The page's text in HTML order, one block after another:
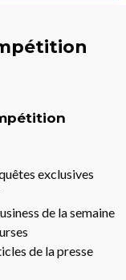
exclusives
de la semaine
de la presse